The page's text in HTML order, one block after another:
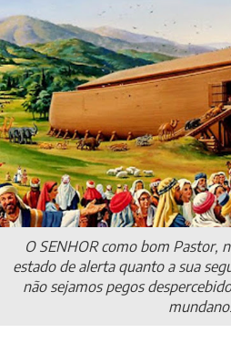
O SENHOR como bom Pastor,
estado de alerta quanto a sua
não sejamos pegos